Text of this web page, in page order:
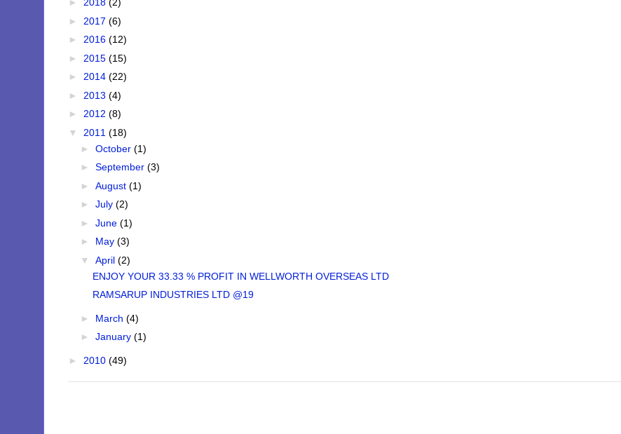
► 2018 (2)
► 2017 (6)
► 2016 (12)
► 2015 (15)
► 2014 (22)
► 2013 (4)
► 2012 (8)
▼ 2011 (18)
► October (1)
► September (3)
► August (1)
► July (2)
► June (1)
► May (3)
▼ April (2)
ENJOY YOUR 33.33 % PROFIT IN WELLWORTH OVERSEAS LTD
RAMSARUP INDUSTRIES LTD @19
► March (4)
► January (1)
► 2010 (49)